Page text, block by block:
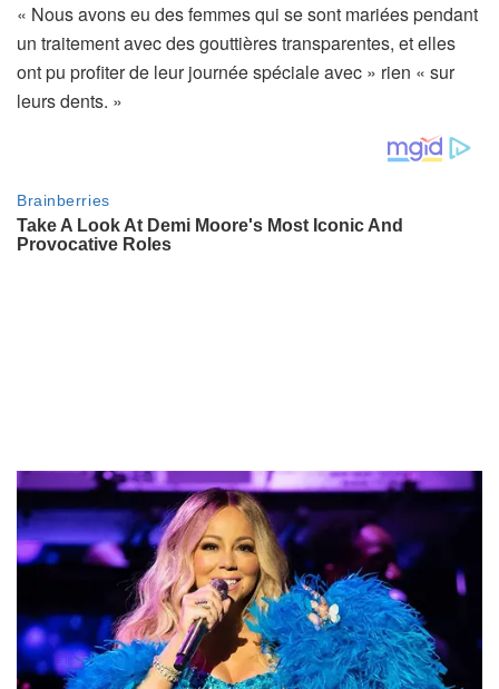
« Nous avons eu des femmes qui se sont mariées pendant
un traitement avec des gouttières transparentes, et elles
ont pu profiter de leur journée spéciale avec » rien « sur
leurs dents. »